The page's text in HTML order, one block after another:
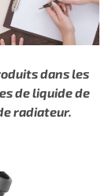
dans les
de liquide de
radiateur.